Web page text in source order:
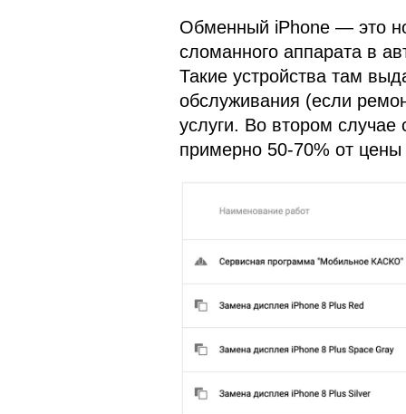
Обменный iPhone — это
сломанного аппарата в
Такие устройства там
обслуживания (если
услуги. Во втором случае
примерно 50-70% от цены